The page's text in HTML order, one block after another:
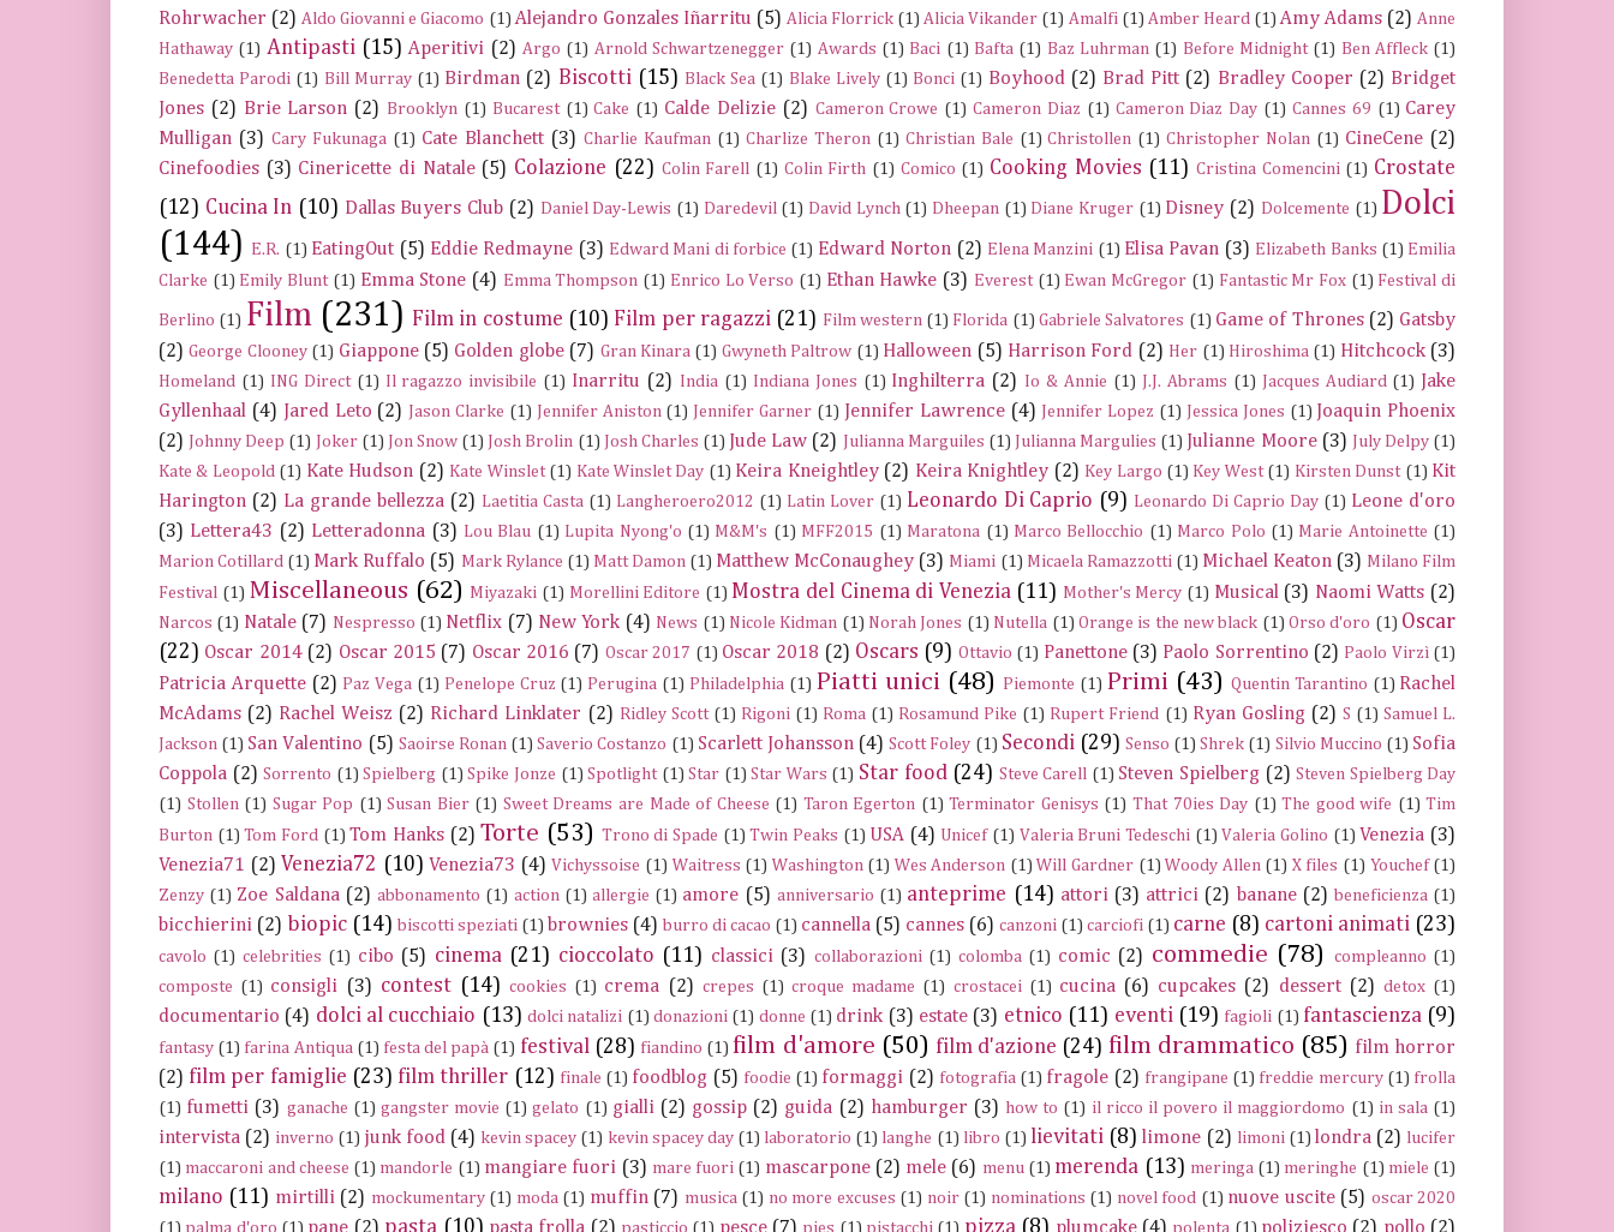
Rohrwacher (2) Aldo Giovanni e Giacomo (1) Alejandro Gonzales Iñarritu (5) Alicia Florrick (1) Alicia Vikander (1) Amalfi (1) Amber Heard (1) Amy Adams (2) Anne
Hathaway (1) Antipasti (15) Aperitivi (2) Argo (1) Arnold Schwartzenegger (1) Awards (1) Baci (1) Bafta (1) Baz Luhrman (1) Before Midnight (1) Ben Affleck (1)
Benedetta Parodi (1) Bill Murray (1) Birdman (2) Biscotti (15) Black Sea (1) Blake Lively (1) Bonci (1) Boyhood (2) Brad Pitt (2) Bradley Cooper (2) Bridget
Jones (2) Brie Larson (2) Brooklyn (1) Bucarest (1) Cake (1) Calde Delizie (2) Cameron Crowe (1) Cameron Diaz (1) Cameron Diaz Day (1) Cannes 69 (1) Carey
Mulligan (3) Cary Fukunaga (1) Cate Blanchett (3) Charlie Kaufman (1) Charlize Theron (1) Christian Bale (1) Christollen (1) Christopher Nolan (1) CineCene (2)
Cinefoodies (3) Cinericette di Natale (5) Colazione (22) Colin Farell (1) Colin Firth (1) Comico (1) Cooking Movies (11) Cristina Comencini (1) Crostate
(12) Cucina In (10) Dallas Buyers Club (2) Daniel Day-Lewis (1) Daredevil (1) David Lynch (1) Dheepan (1) Diane Kruger (1) Disney (2) Dolcemente (1) Dolci
(144)
E.R. (1) EatingOut (5) Eddie Redmayne (3) Edward Mani di forbice (1) Edward Norton (2) Elena Manzini (1) Elisa Pavan (3) Elizabeth Banks (1) Emilia
Clarke (1) Emily Blunt (1) Emma Stone (4) Emma Thompson (1) Enrico Lo Verso (1) Ethan Hawke (3) Everest (1) Ewan McGregor (1) Fantastic Mr Fox (1) Festival di
Berlino (1) Film (231) Film in costume (10) Film per ragazzi (21) Film western (1) Florida (1) Gabriele Salvatores (1) Game of Thrones (2) Gatsby
(2) George Clooney (1) Giappone (5) Golden globe (7) Gran Kinara (1) Gwyneth Paltrow (1) Halloween (5) Harrison Ford (2) Her (1) Hiroshima (1) Hitchcock (3)
Homeland (1) ING Direct (1) Il ragazzo invisibile (1) Inarritu (2) India (1) Indiana Jones (1) Inghilterra (2) Io & Annie (1) J.J. Abrams (1) Jacques Audiard (1) Jake
Gyllenhaal (4) Jared Leto (2) Jason Clarke (1) Jennifer Aniston (1) Jennifer Garner (1) Jennifer Lawrence (4) Jennifer Lopez (1) Jessica Jones (1) Joaquin Phoenix
(2)
Johnny Deep (1) Joker (1) Jon Snow (1) Josh Brolin (1) Josh Charles (1) Jude Law (2) Julianna Marguiles (1) Julianna Margulies (1) Julianne Moore (3) July Delpy (1)
Kate & Leopold (1) Kate Hudson (2) Kate Winslet (1) Kate Winslet Day (1) Keira Kneightley (2) Keira Knightley (2) Key Largo (1) Key West (1) Kirsten Dunst (1) Kit
Harington (2) La grande bellezza (2) Laetitia Casta (1) Langheroero2012 (1) Latin Lover (1) Leonardo Di Caprio (9) Leonardo Di Caprio Day (1) Leone d'oro
(3) Lettera43 (2) Letteradonna (3) Lou Blau (1) Lupita Nyong'o (1) M&M's (1) MFF2015 (1) Maratona (1) Marco Bellocchio (1) Marco Polo (1) Marie Antoinette (1)
Marion Cotillard (1) Mark Ruffalo (5) Mark Rylance (1) Matt Damon (1) Matthew McConaughey (3) Miami (1) Micaela Ramazzotti (1) Michael Keaton (3) Milano Film
Festival (1) Miscellaneous (62) Miyazaki (1) Morellini Editore (1) Mostra del Cinema di Venezia (11) Mother's Mercy (1) Musical (3) Naomi Watts (2)
Narcos (1) Natale (7) Nespresso (1) Netflix (7) New York (4) News (1) Nicole Kidman (1) Norah Jones (1) Nutella (1) Orange is the new black (1) Orso d'oro (1) Oscar
(22) Oscar 2014 (2) Oscar 2015 (7) Oscar 2016 (7) Oscar 2017 (1) Oscar 2018 (2) Oscars (9) Ottavio (1) Panettone (3) Paolo Sorrentino (2) Paolo Virzì (1)
Patricia Arquette (2) Paz Vega (1) Penelope Cruz (1) Perugina (1) Philadelphia (1) Piatti unici (48) Piemonte (1) Primi (43) Quentin Tarantino (1) Rachel
McAdams (2) Rachel Weisz (2) Richard Linklater (2) Ridley Scott (1) Rigoni (1) Roma (1) Rosamund Pike (1) Rupert Friend (1) Ryan Gosling (2) S (1) Samuel L.
Jackson (1) San Valentino (5) Saoirse Ronan (1) Saverio Costanzo (1) Scarlett Johansson (4) Scott Foley (1) Secondi (29) Senso (1) Shrek (1) Silvio Muccino (1) Sofia
Coppola (2) Sorrento (1) Spielberg (1) Spike Jonze (1) Spotlight (1) Star (1) Star Wars (1) Star food (24) Steve Carell (1) Steven Spielberg (2) Steven Spielberg Day
(1) Stollen (1) Sugar Pop (1) Susan Bier (1) Sweet Dreams are Made of Cheese (1) Taron Egerton (1) Terminator Genisys (1) That 70ies Day (1) The good wife (1) Tim
Burton (1) Tom Ford (1) Tom Hanks (2) Torte (53) Trono di Spade (1) Twin Peaks (1) USA (4) Unicef (1) Valeria Bruni Tedeschi (1) Valeria Golino (1) Venezia (3)
Venezia71 (2) Venezia72 (10) Venezia73 (4) Vichyssoise (1) Waitress (1) Washington (1) Wes Anderson (1) Will Gardner (1) Woody Allen (1) X files (1) Youchef (1)
Zenzy (1) Zoe Saldana (2) abbonamento (1) action (1) allergie (1) amore (5) anniversario (1) anteprime (14) attori (3) attrici (2) banane (2) beneficienza (1)
bicchierini (2) biopic (14) biscotti speziati (1) brownies (4) burro di cacao (1) cannella (5) cannes (6) canzoni (1) carciofi (1) carne (8) cartoni animati (23)
cavolo (1) celebrities (1) cibo (5) cinema (21) cioccolato (11) classici (3) collaborazioni (1) colomba (1) comic (2) commedie (78) compleanno (1)
composte (1) consigli (3) contest (14) cookies (1) crema (2) crepes (1) croque madame (1) crostacei (1) cucina (6) cupcakes (2) dessert (2) detox (1)
documentario (4) dolci al cucchiaio (13) dolci natalizi (1) donazioni (1) donne (1) drink (3) estate (3) etnico (11) eventi (19) fagioli (1) fantascienza (9)
fantasy (1) farina Antiqua (1) festa del papà (1) festival (28) fiandino (1) film d'amore (50) film d'azione (24) film drammatico (85) film horror
(2) film per famiglie (23) film thriller (12) finale (1) foodblog (5) foodie (1) formaggi (2) fotografia (1) fragole (2) frangipane (1) freddie mercury (1) frolla
(1) fumetti (3) ganache (1) gangster movie (1) gelato (1) gialli (2) gossip (2) guida (2) hamburger (3) how to (1) il ricco il povero il maggiordomo (1) in sala (1)
intervista (2) inverno (1) junk food (4) kevin spacey (1) kevin spacey day (1) laboratorio (1) langhe (1) libro (1) lievitati (8) limone (2) limoni (1) londra (2) lucifer
(1) maccaroni and cheese (1) mandorle (1) mangiare fuori (3) mare fuori (1) mascarpone (2) mele (6) menu (1) merenda (13) meringa (1) meringhe (1) miele (1)
milano (11) mirtilli (2) mockumentary (1) moda (1) muffin (7) musica (1) no more excuses (1) noir (1) nominations (1) novel food (1) nuove uscite (5) oscar 2020
(1) palma d'oro (1) pane (2) pasta (10) pasta frolla (2) pasticcio (1) pesce (7) pies (1) pistacchi (1) pizza (8) plumcake (4) polenta (1) poliziesco (2) pollo (2)